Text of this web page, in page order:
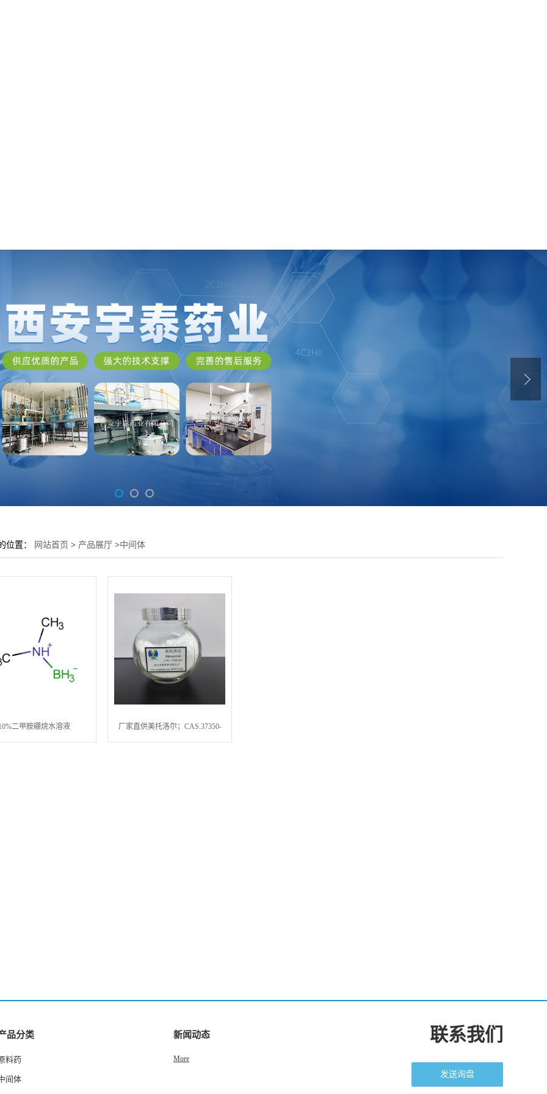
位置： 网站首页 > 产品展厅 >中间体
二甲胺硼烷水溶液 厂家直供美托洛尔；CAS.37350-
58-6
品分类
料药
间体
新闻动态
More
联系我们
发送询盘